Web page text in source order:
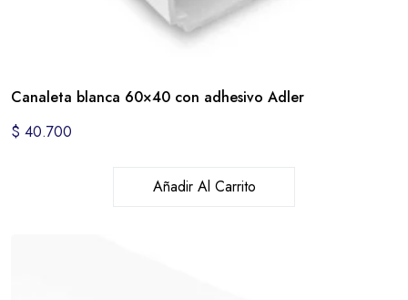
Canaleta blanca 60×40 con adhesivo Adler
$ 40.700
Añadir Al Carrito